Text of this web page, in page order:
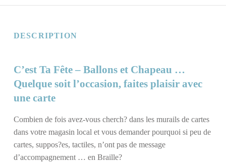
DESCRIPTION
C’est Ta Fête – Ballons et Chapeau …
Quelque soit l’occasion, faites plaisir avec
une carte
Combien de fois avez-vous cherch? dans les murails de cartes
dans votre magasin local et vous demander pourquoi si peu de
cartes, suppos?es, tactiles, n’ont pas de message
d’accompagnement … en Braille?